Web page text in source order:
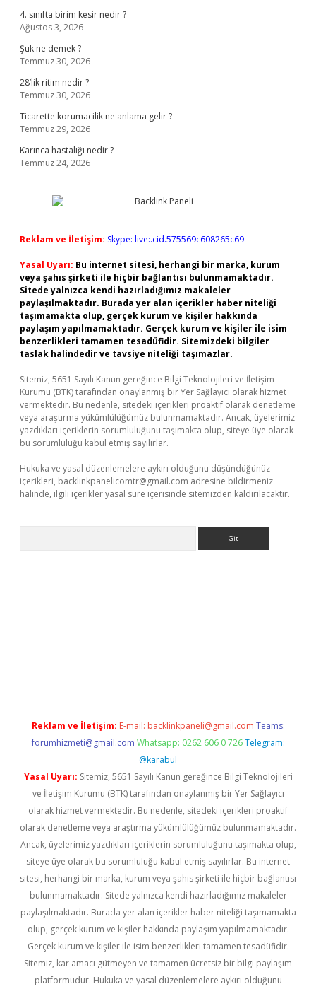
4. sınıfta birim kesir nedir ?
Ağustos 3, 2026
Şuk ne demek ?
Temmuz 30, 2026
28’lik ritim nedir ?
Temmuz 30, 2026
Ticarette korumacilik ne anlama gelir ?
Temmuz 29, 2026
Karınca hastalığı nedir ?
Temmuz 24, 2026
Reklam ve İletişim: Skype: live:.cid.575569c608265c69
Yasal Uyarı: Bu internet sitesi, herhangi bir marka, kurum
veya şahıs şirketi ile hiçbir bağlantısı bulunmamaktadır.
Sitede yalnızca kendi hazırladığımız makaleler
paylaşılmaktadır. Burada yer alan içerikler haber niteliği
taşımamakta olup, gerçek kurum ve kişiler hakkında
paylaşım yapılmamaktadır. Gerçek kurum ve kişiler ile isim
benzerlikleri tamamen tesadüfidir. Sitemizdeki bilgiler
taslak halindedir ve tavsiye niteliği taşımazlar.
Sitemiz, 5651 Sayılı Kanun gereğince Bilgi Teknolojileri ve İletişim
Kurumu (BTK) tarafından onaylanmış bir Yer Sağlayıcı olarak hizmet
vermektedir. Bu nedenle, sitedeki içerikleri proaktif olarak denetleme
veya araştırma yükümlülüğümüz bulunmamaktadır. Ancak, üyelerimiz
yazdıkları içeriklerin sorumluluğunu taşımakta olup, siteye üye olarak
bu sorumluluğu kabul etmiş sayılırlar.
Hukuka ve yasal düzenlemelere aykırı olduğunu düşündüğünüz
içerikleri, backlinkpanelicomtr@gmail.com adresine bildirmeniz
halinde, ilgili içerikler yasal süre içerisinde sitemizden kaldırılacaktır.
Reklam ve İletişim: E-mail: backlinkpaneli@gmail.com Teams:
forumhizmeti@gmail.com Whatsapp: 0262 606 0 726 Telegram:
@karabul
Yasal Uyarı: Sitemiz, 5651 Sayılı Kanun gereğince Bilgi Teknolojileri
ve İletişim Kurumu (BTK) tarafından onaylanmış bir Yer Sağlayıcı
olarak hizmet vermektedir. Bu nedenle, sitedeki içerikleri proaktif
olarak denetleme veya araştırma yükümlülüğümüz bulunmamaktadır.
Ancak, üyelerimiz yazdıkları içeriklerin sorumluluğunu taşımakta olup,
siteye üye olarak bu sorumluluğu kabul etmiş sayılırlar. Bu internet
sitesi, herhangi bir marka, kurum veya şahıs şirketi ile hiçbir bağlantısı
bulunmamaktadır. Sitede yalnızca kendi hazırladığımız makaleler
paylaşılmaktadır. Burada yer alan içerikler haber niteliği taşımamakta
olup, gerçek kurum ve kişiler hakkında paylaşım yapılmamaktadır.
Gerçek kurum ve kişiler ile isim benzerlikleri tamamen tesadüfidir.
Sitemiz, kar amacı gütmeyen ve tamamen ücretsiz bir bilgi paylaşım
platformudur. Hukuka ve yasal düzenlemelere aykırı olduğunu